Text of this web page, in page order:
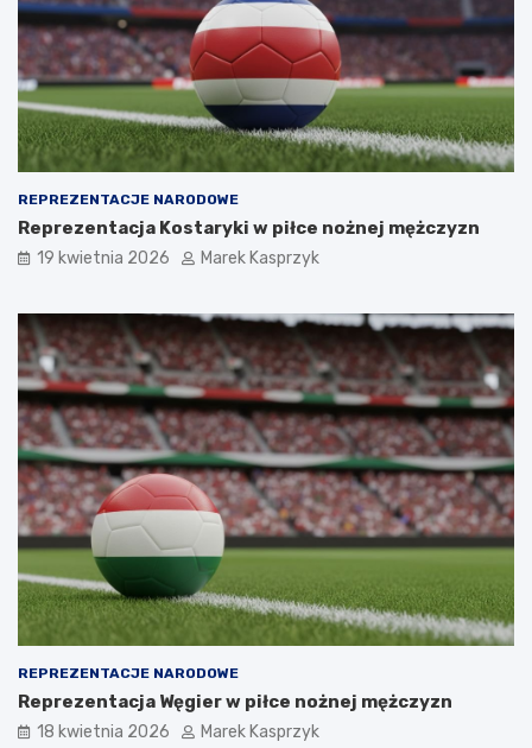
REPREZENTACJE NARODOWE
Reprezentacja Kostaryki w piłce nożnej mężczyzn
19 kwietnia 2026 Marek Kasprzyk
REPREZENTACJE NARODOWE
Reprezentacja Węgier w piłce nożnej mężczyzn
18 kwietnia 2026 Marek Kasprzyk